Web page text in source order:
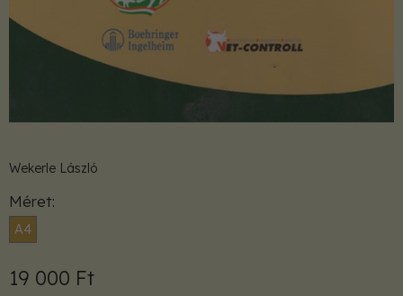
Wekerle László
Méret
A4
19 000 Ft